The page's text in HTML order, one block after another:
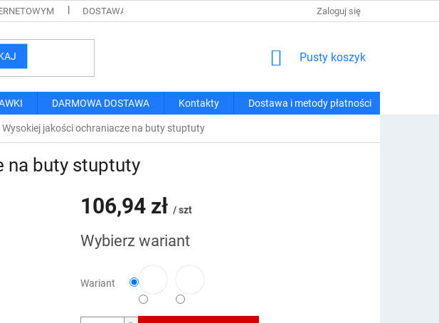
DOSTAWA I METODY PŁATNOŚCI REGULAMIN ZAKUPÓW
Zaloguj się
KOSZYK
Pusty koszyk
DARMOWA DOSTAWA Kontakty Dostawa i metody płatności
Wysokiej jakości ochraniacze na buty stuptuty
na buty stuptuty
106,94 zł / szt
jednostkowa:
Wybierz wariant
Wariant